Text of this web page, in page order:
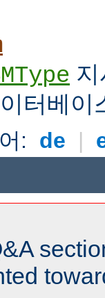
터베이
: de |